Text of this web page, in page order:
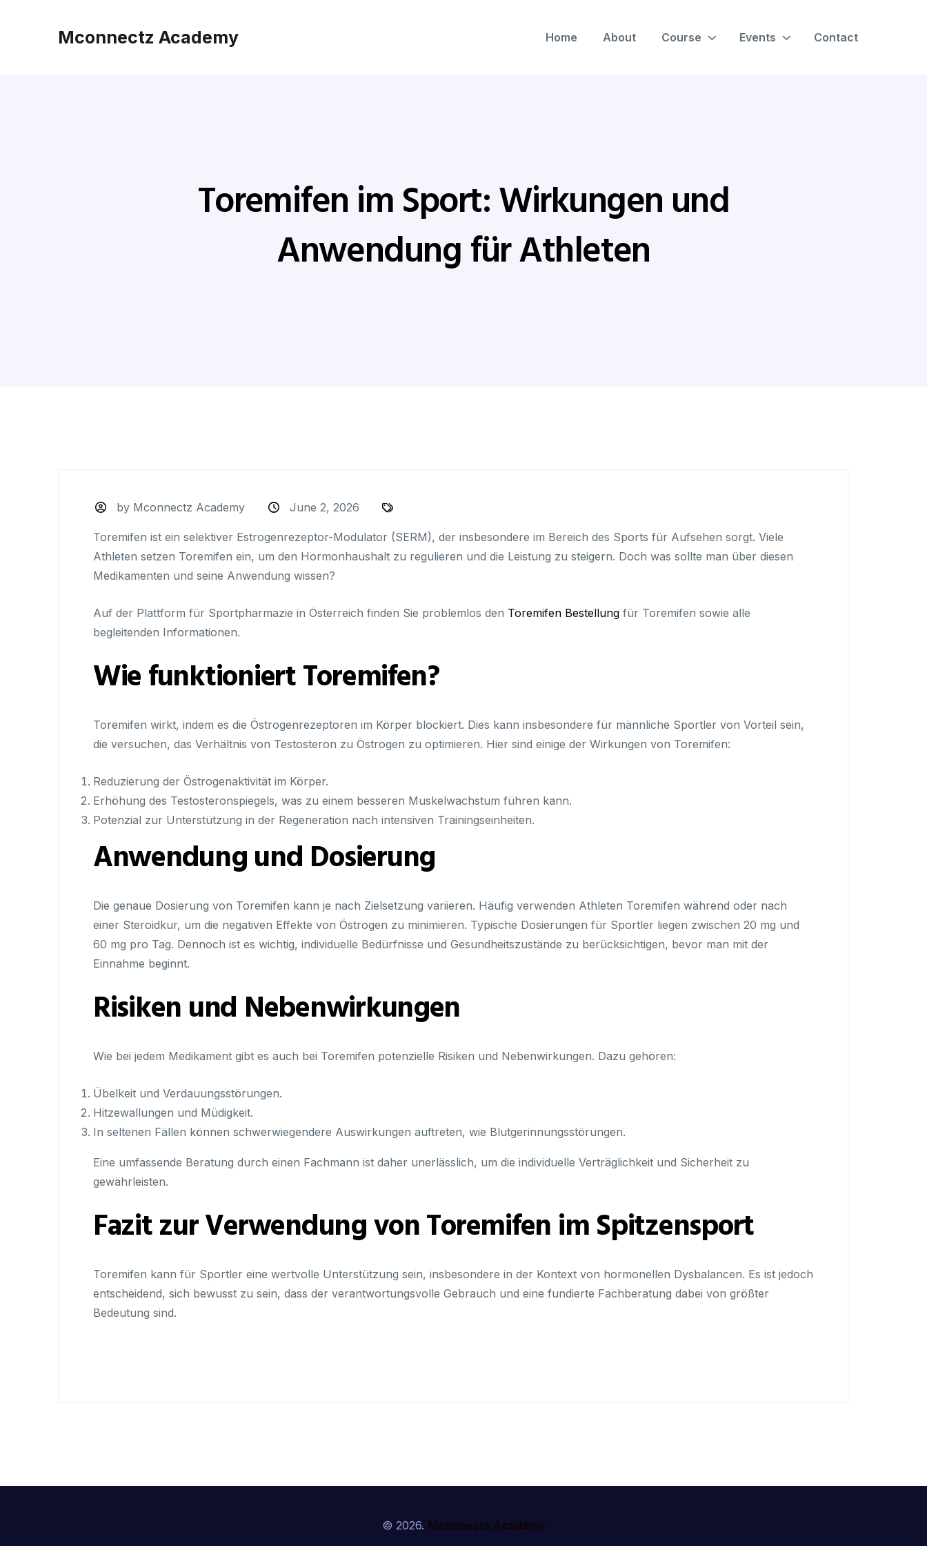
Mconnectz Academy Home About Course Events Contact
Toremifen im Sport: Wirkungen und
Anwendung für Athleten
by Mconnectz Academy June 2, 2026
Toremifen ist ein selektiver Estrogenrezeptor-Modulator (SERM), der insbesondere im Bereich des Sports für Aufsehen sorgt. Viele
Athleten setzen Toremifen ein, um den Hormonhaushalt zu regulieren und die Leistung zu steigern. Doch was sollte man über diesen
Medikamenten und seine Anwendung wissen?
Auf der Plattform für Sportpharmazie in Österreich finden Sie problemlos den Toremifen Bestellung für Toremifen sowie alle
begleitenden Informationen.
Wie funktioniert Toremifen?
Toremifen wirkt, indem es die Östrogenrezeptoren im Körper blockiert. Dies kann insbesondere für männliche Sportler von Vorteil sein,
die versuchen, das Verhältnis von Testosteron zu Östrogen zu optimieren. Hier sind einige der Wirkungen von Toremifen:
Reduzierung der Östrogenaktivität im Körper.
Erhöhung des Testosteronspiegels, was zu einem besseren Muskelwachstum führen kann.
Potenzial zur Unterstützung in der Regeneration nach intensiven Trainingseinheiten.
Anwendung und Dosierung
Die genaue Dosierung von Toremifen kann je nach Zielsetzung variieren. Häufig verwenden Athleten Toremifen während oder nach
einer Steroidkur, um die negativen Effekte von Östrogen zu minimieren. Typische Dosierungen für Sportler liegen zwischen 20 mg und
60 mg pro Tag. Dennoch ist es wichtig, individuelle Bedürfnisse und Gesundheitszustände zu berücksichtigen, bevor man mit der
Einnahme beginnt.
Risiken und Nebenwirkungen
Wie bei jedem Medikament gibt es auch bei Toremifen potenzielle Risiken und Nebenwirkungen. Dazu gehören:
Übelkeit und Verdauungsstörungen.
Hitzewallungen und Müdigkeit.
In seltenen Fällen können schwerwiegendere Auswirkungen auftreten, wie Blutgerinnungsstörungen.
Eine umfassende Beratung durch einen Fachmann ist daher unerlässlich, um die individuelle Verträglichkeit und Sicherheit zu
gewährleisten.
Fazit zur Verwendung von Toremifen im Spitzensport
Toremifen kann für Sportler eine wertvolle Unterstützung sein, insbesondere in der Kontext von hormonellen Dysbalancen. Es ist jedoch
entscheidend, sich bewusst zu sein, dass der verantwortungsvolle Gebrauch und eine fundierte Fachberatung dabei von größter
Bedeutung sind.
© 2026. Mconnectz Academy